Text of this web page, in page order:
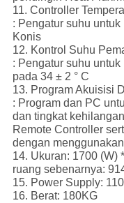
11. Controller
: Pengatur suhu
Konis
12. Kontrol Suhu
: Pengatur suhu
pada 34 ± 2 ° C
13. Program Akuisisi
: Program dan PC
dan tingkat
Remote Controller
dengan
14. Ukuran: 1700 (W)
ruang sebenarnya:
15. Power Supply:
16. Berat: 180KG